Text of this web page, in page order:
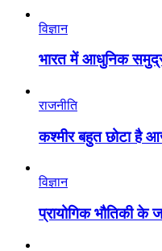
विज्ञान
भारत में आधुनिक
राजनीति
कश्मीर बहुत छोटा है
विज्ञान
प्रायोगिक भौतिकी के